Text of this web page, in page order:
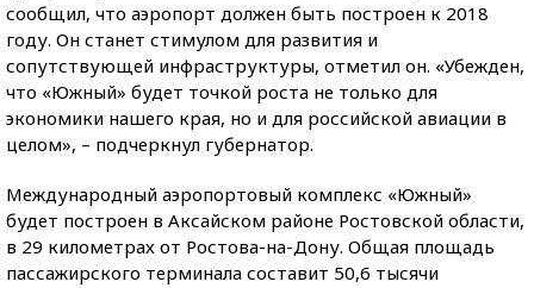
сообщил, что аэропорт должен быть построен к 2018
году. Он станет стимулом для развития и
сопутствующей инфраструктуры, отметил он. «Убежден,
что «Южный» будет точкой роста не только для
экономики нашего края, но и для российской авиации в
целом», – подчеркнул губернатор.
Международный аэропортовый комплекс «Южный»
будет построен в Аксайском районе Ростовской области,
в 29 километрах от Ростова-на-Дону. Общая площадь
пассажирского терминала составит 50,6 тысячи